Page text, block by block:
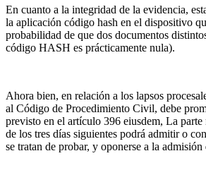
En cuanto a la integridad de la evidencia,
la aplicación código hash en el dispositivo
probabilidad de que dos documentos
código HASH es prácticamente nula).
Ahora bien, en relación a los lapsos
al Código de Procedimiento Civil, debe
previsto en el artículo 396 eiusdem, La
de los tres días siguientes podrá admitir o
se tratan de probar, y oponerse a la admisión